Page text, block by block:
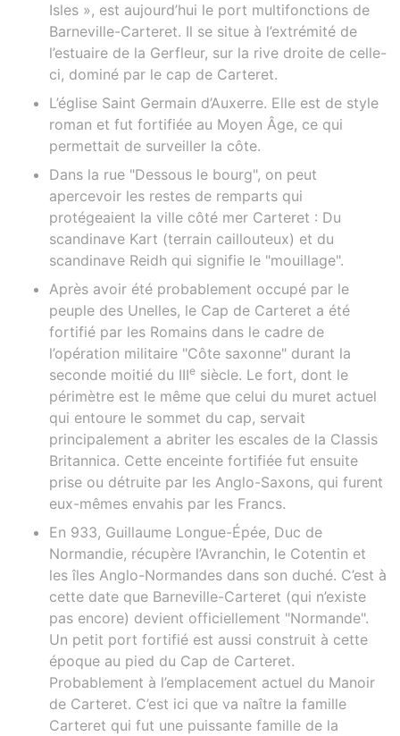
Isles », est aujourd’hui le port multifonctions de
Barneville-Carteret. Il se situe à l’extrémité de
l’estuaire de la Gerfleur, sur la rive droite de celle-
ci, dominé par le cap de Carteret.
L’église Saint Germain d’Auxerre. Elle est de style
roman et fut fortifiée au Moyen Âge, ce qui
permettait de surveiller la côte.
Dans la rue "Dessous le bourg", on peut
apercevoir les restes de remparts qui
protégeaient la ville côté mer Carteret : Du
scandinave Kart (terrain caillouteux) et du
scandinave Reidh qui signifie le "mouillage".
Après avoir été probablement occupé par le
peuple des Unelles, le Cap de Carteret a été
fortifié par les Romains dans le cadre de
l’opération militaire "Côte saxonne" durant la
seconde moitié du IIIe siècle. Le fort, dont le
périmètre est le même que celui du muret actuel
qui entoure le sommet du cap, servait
principalement a abriter les escales de la Classis
Britannica. Cette enceinte fortifiée fut ensuite
prise ou détruite par les Anglo-Saxons, qui furent
eux-mêmes envahis par les Francs.
En 933, Guillaume Longue-Épée, Duc de
Normandie, récupère l’Avranchin, le Cotentin et
les îles Anglo-Normandes dans son duché. C’est à
cette date que Barneville-Carteret (qui n’existe
pas encore) devient officiellement "Normande".
Un petit port fortifié est aussi construit à cette
époque au pied du Cap de Carteret.
Probablement à l’emplacement actuel du Manoir
de Carteret. C’est ici que va naître la famille
Carteret qui fut une puissante famille de la